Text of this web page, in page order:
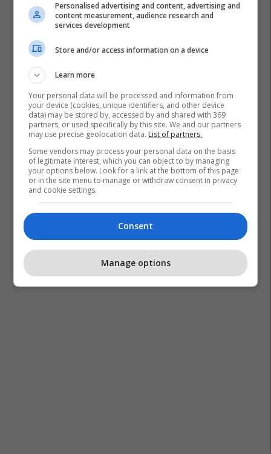
Personalised advertising and content, advertising and
content measurement, audience research and
services development
Store and/or access information on a device
Learn more
Your personal data will be processed and information from
your device (cookies, unique identifiers, and other device
data) may be stored by, accessed by and shared with 369
partners, or used specifically by this site. We and our partners
may use precise geolocation data. List of partners.
Some vendors may process your personal data on the basis
of legitimate interest, which you can object to by managing
your options below. Look for a link at the bottom of this page
or in the site menu to manage or withdraw consent in privacy
and cookie settings.
Consent
Manage options